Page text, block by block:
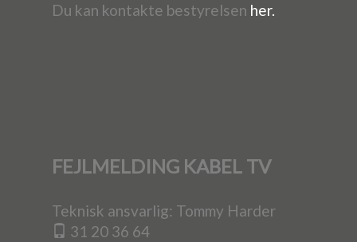
Du kan kontakte bestyrelsen her.
FEJLMELDING KABEL TV
Teknisk ansvarlig: Tommy Harder
31 20 36 64